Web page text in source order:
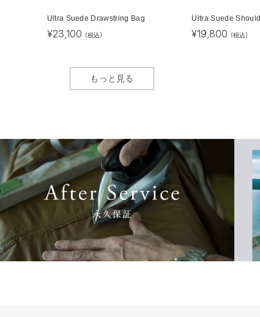
Ultra Suede Drawstring Bag
¥23,100 (税込)
Ultra Suede
¥19,800 (税込)
もっと見る